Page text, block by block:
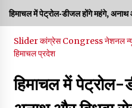
5 किलो अफीम
गिरफ्तार
08/08/2026
हिमाचल में पेट्रोल-डीजल होंगे महंगे, अनाथ
Sliderकांग्रेस Congressनेशनल
हिमाचल प्रदेश
हिमाचल में पेट्रोल-